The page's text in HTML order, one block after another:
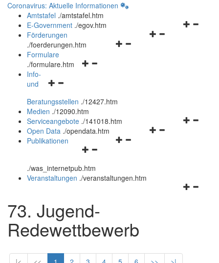
Coronavirus: Aktuelle Informationen
Amtstafel ./amtstafel.htm
Navigationsmenü
E-Government ./egov.htm
Navigationsmenü
Förderungen
./foerderungen.htm
Navigationsmenü
Formulare
./formulare.htm
Navigationsmenü
und
schließen
Info-
und
Beratungsstellen ./12427.htm
Medien ./12090.htm
Navigationsmenü
Serviceangebote ./141018.htm
Navigationsmenü
Open Data ./opendata.htm
Navigationsmenü
und
schließen
Publikationen
./was_internetpub.htm
Veranstaltungen ./veranstaltungen.htm
73. Jugend-
Redewettbewerb